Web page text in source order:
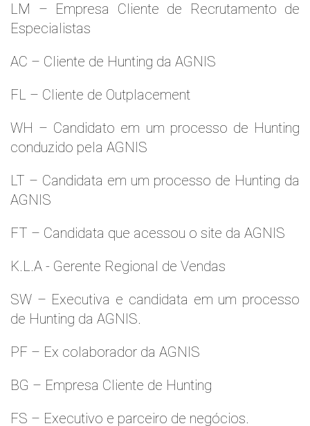
LM – Empresa Cliente de Recrutamento de
Especialistas
AC – Cliente de Hunting da AGNIS
FL – Cliente de Outplacement
WH – Candidato em um processo de Hunting
conduzido pela AGNIS
LT – Candidata em um processo de Hunting da
AGNIS
FT – Candidata que acessou o site da AGNIS
K.L.A - Gerente Regional de Vendas
SW – Executiva e candidata em um processo
de Hunting da AGNIS.
PF – Ex colaborador da AGNIS
BG – Empresa Cliente de Hunting
FS – Executivo e parceiro de negócios.